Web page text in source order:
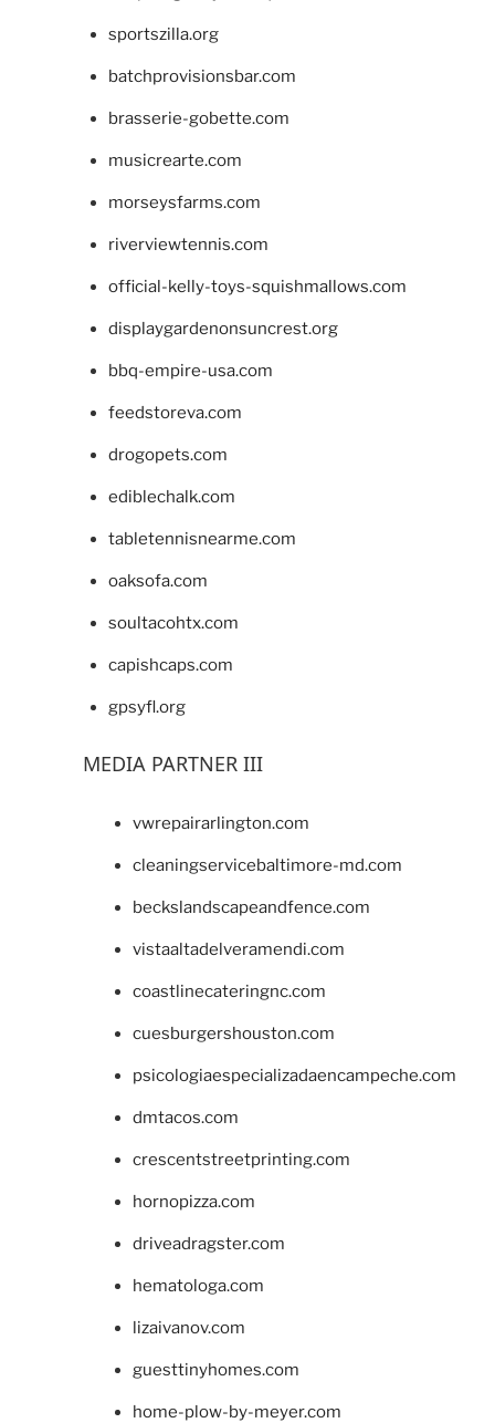
sportszilla.org
batchprovisionsbar.com
brasserie-gobette.com
musicrearte.com
morseysfarms.com
riverviewtennis.com
official-kelly-toys-squishmallows.com
displaygardenonsuncrest.org
bbq-empire-usa.com
feedstoreva.com
drogopets.com
ediblechalk.com
tabletennisnearme.com
oaksofa.com
soultacohtx.com
capishcaps.com
gpsyfl.org
MEDIA PARTNER III
vwrepairarlington.com
cleaningservicebaltimore-md.com
beckslandscapeandfence.com
vistaaltadelveramendi.com
coastlinecateringnc.com
cuesburgershouston.com
psicologiaespecializadaencampeche.com
dmtacos.com
crescentstreetprinting.com
hornopizza.com
driveadragster.com
hematologa.com
lizaivanov.com
guesttinyhomes.com
home-plow-by-meyer.com